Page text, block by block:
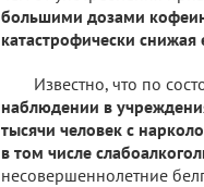
большими дозами
катастрофически
Известно, что по
наблюдении в
тысячи человек с
в том числе
несовершеннолетние